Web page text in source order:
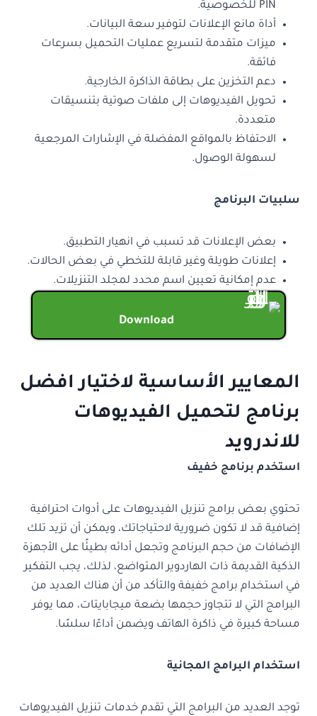
PIN للخصوصية.
أداة مانع الإعلانات لتوفير سعة البيانات.
ميزات متقدمة لتسريع عمليات التحميل بسرعات
فائقة.
دعم التخزين على بطاقة الذاكرة الخارجية.
تحويل الفيديوهات إلى ملفات صوتية بتنسيقات
متعددة.
الاحتفاظ بالمواقع المفضلة في الإشارات المرجعية
لسهولة الوصول.
سلبيات البرنامج
بعض الإعلانات قد تسبب في انهيار التطبيق.
إعلانات طويلة وغير قابلة للتخطي في بعض الحالات.
عدم إمكانية تعيين اسم محدد لمجلد التنزيلات.
Download
المعايير الأساسية لاختيار افضل
برنامج لتحميل الفيديوهات
للاندرويد
استخدم برنامج خفيف
تحتوي بعض برامج تنزيل الفيديوهات على أدوات احترافية
إضافية قد لا تكون ضرورية لاحتياجاتك، ويمكن أن تزيد تلك
الإضافات من حجم البرنامج وتجعل أدائه بطيئًا على الأجهزة
الذكية القديمة ذات الهاردوير المتواضع، لذلك، يجب التفكير
في استخدام برامج خفيفة والتأكد من أن هناك العديد من
البرامج التي لا تتجاوز حجمها بضعة ميجابايتات، مما يوفر
مساحة كبيرة في ذاكرة الهاتف ويضمن أداءًا سلسًا.
استخدام البرامج المجانية
توجد العديد من البرامج التي تقدم خدمات تنزيل الفيديوهات